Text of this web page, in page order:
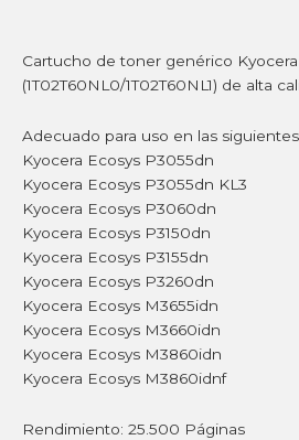
Cartucho de toner genérico Kyocera
(1T02T60NL0/1T02T60NL1) de alta
Adecuado para uso en las
Kyocera Ecosys P3055dn
Kyocera Ecosys P3055dn KL3
Kyocera Ecosys P3060dn
Kyocera Ecosys P3150dn
Kyocera Ecosys P3155dn
Kyocera Ecosys P3260dn
Kyocera Ecosys M3655idn
Kyocera Ecosys M3660idn
Kyocera Ecosys M3860idn
Kyocera Ecosys M3860idnf
Rendimiento: 25.500 Páginas